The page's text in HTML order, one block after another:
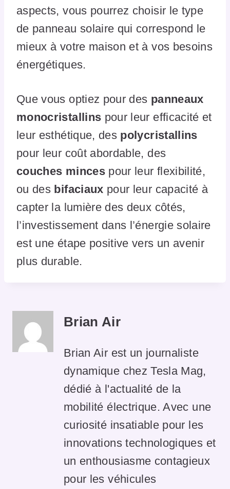
aspects, vous pourrez choisir le type
de panneau solaire qui correspond le
mieux à votre maison et à vos besoins
énergétiques.
Que vous optiez pour des panneaux
monocristallins pour leur efficacité et
leur esthétique, des polycristallins
pour leur coût abordable, des
couches mincespour leur flexibilité,
ou des bifaciaux pour leur capacité à
capter la lumière des deux côtés,
l’investissement dans l’énergie solaire
est une étape positive vers un avenir
plus durable.
Brian Air
Brian Air est un journaliste
dynamique chez Tesla Mag,
dédié à l'actualité de la
mobilité électrique. Avec une
curiosité insatiable pour les
innovations technologiques et
un enthousiasme contagieux
pour les véhicules